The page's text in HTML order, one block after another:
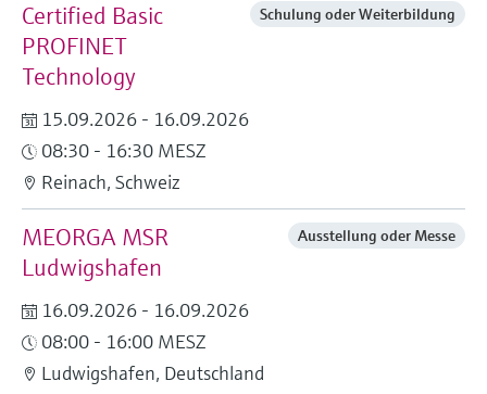
Certified Basic
PROFINET
Technology
Schulung oder Weiterbildung
15.09.2026 - 16.09.2026
08:30 - 16:30 MESZ
Reinach, Schweiz
MEORGA MSR
Ludwigshafen
Ausstellung oder Messe
16.09.2026 - 16.09.2026
08:00 - 16:00 MESZ
Ludwigshafen, Deutschland